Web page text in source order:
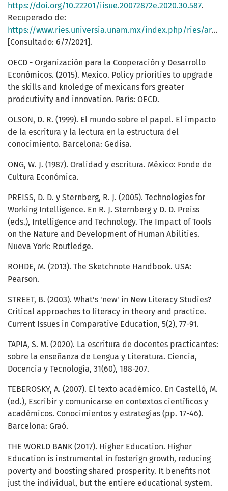
https://doi.org/10.22201/iisue.20072872e.2020.30.587.
Recuperado de:
https://www.ries.universia.unam.mx/index.php/ries/article/view/587
[Consultado: 6/7/2021].
OECD - Organización para la Cooperación y Desarrollo
Económicos. (2015). Mexico. Policy priorities to upgrade
the skills and knoledge of mexicans fors greater
prodcutivity and innovation. París: OECD.
OLSON, D. R. (1999). El mundo sobre el papel. El impacto
de la escritura y la lectura en la estructura del
conocimiento. Barcelona: Gedisa.
ONG, W. J. (1987). Oralidad y escritura. México: Fonde de
Cultura Económica.
PREISS, D. D. y Sternberg, R. J. (2005). Technologies for
Working Intelligence. En R. J. Sternberg y D. D. Preiss
(eds.), Intelligence and Technology. The Impact of Tools
on the Nature and Development of Human Abilities.
Nueva York: Routledge.
ROHDE, M. (2013). The Sketchnote Handbook. USA:
Pearson.
STREET, B. (2003). What's 'new' in New Literacy Studies?
Critical approaches to literacy in theory and practice.
Current Issues in Comparative Education, 5(2), 77-91.
TAPIA, S. M. (2020). La escritura de docentes practicantes:
sobre la enseñanza de Lengua y Literatura. Ciencia,
Docencia y Tecnología, 31(60), 188-207.
TEBEROSKY, A. (2007). El texto académico. En Castelló, M.
(ed.), Escribir y comunicarse en contextos científicos y
académicos. Conocimientos y estrategias (pp. 17-46).
Barcelona: Graó.
THE WORLD BANK (2017). Higher Education. Higher
Education is instrumental in fosterign growth, reducing
poverty and boosting shared prosperity. It benefits not
just the individual, but the entiere educational system.